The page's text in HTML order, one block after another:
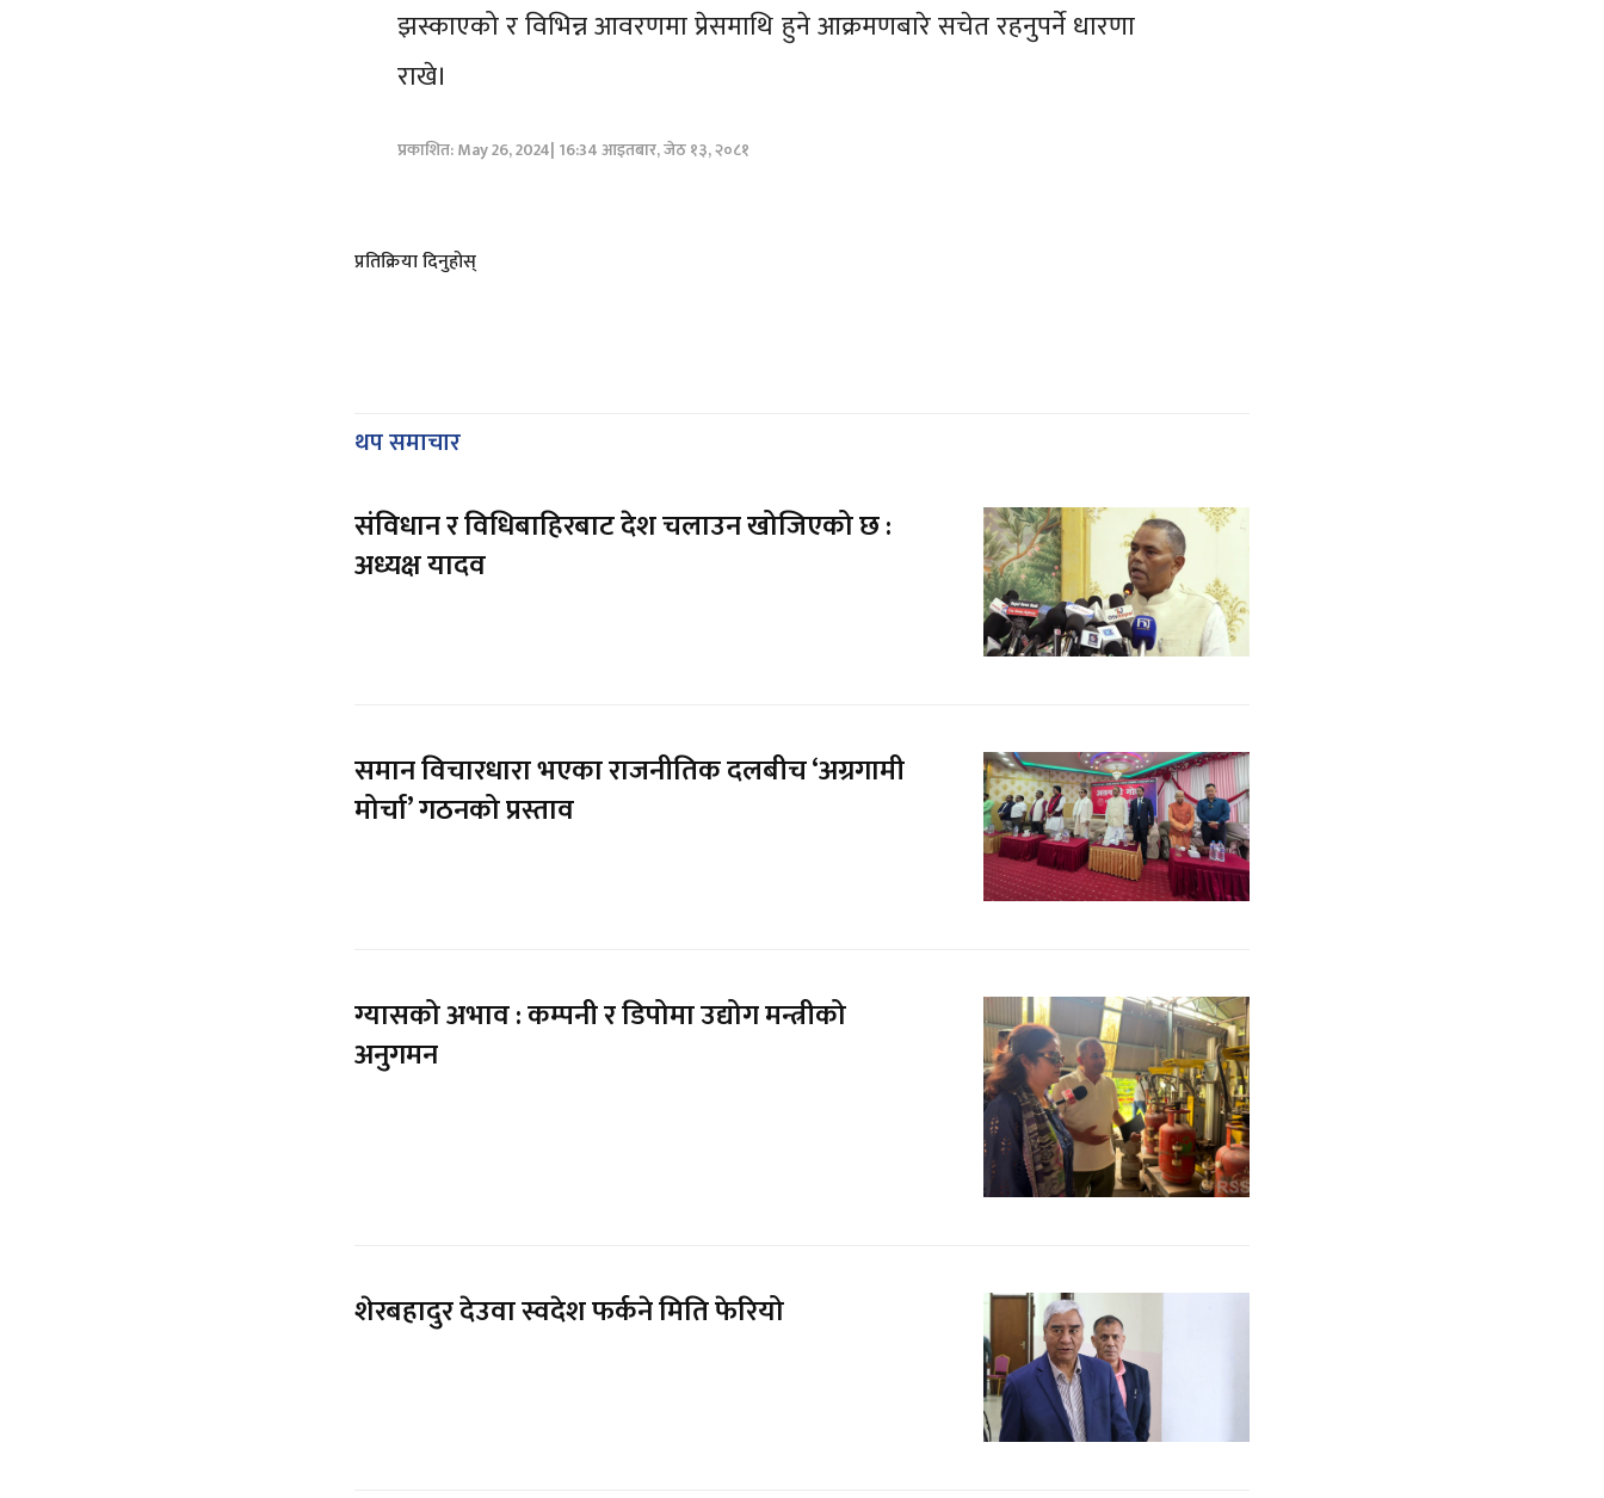
झस्काएको र विभिन्न आवरणमा प्रेसमाथि हुने आक्रमणबारे सचेत रहनुपर्ने धारणा
राखे।
प्रकाशित: May 26, 2024| 16:34 आइतबार, जेठ १३, २०८१
प्रतिक्रिया दिनुहोस्
थप समाचार
संविधान र विधिबाहिरबाट देश चलाउन खोजिएको छ :
अध्यक्ष यादव
समान विचारधारा भएका राजनीतिक दलबीच ‘अग्रगामी
मोर्चा’ गठनको प्रस्ताव
ग्यासको अभाव : कम्पनी र डिपोमा उद्योग मन्त्रीको
अनुगमन
शेरबहादुर देउवा स्वदेश फर्कने मिति फेरियो